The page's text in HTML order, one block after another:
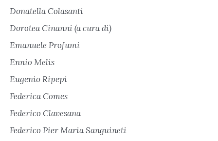
Donatella Colasanti
Dorotea Cinanni (a cura di)
Emanuele Profumi
Ennio Melis
Eugenio Ripepi
Federica Comes
Federico Clavesana
Federico Pier Maria Sanguineti